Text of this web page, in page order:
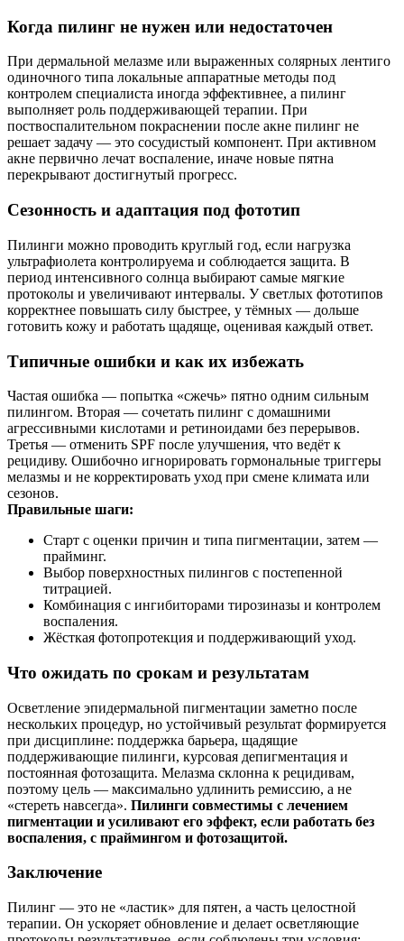
Когда пилинг не нужен или недостаточен
При дермальной мелазме или выраженных солярных лентиго
одиночного типа локальные аппаратные методы под
контролем специалиста иногда эффективнее, а пилинг
выполняет роль поддерживающей терапии. При
поствоспалительном покраснении после акне пилинг не
решает задачу — это сосудистый компонент. При активном
акне первично лечат воспаление, иначе новые пятна
перекрывают достигнутый прогресс.
Сезонность и адаптация под фототип
Пилинги можно проводить круглый год, если нагрузка
ультрафиолета контролируема и соблюдается защита. В
период интенсивного солнца выбирают самые мягкие
протоколы и увеличивают интервалы. У светлых фототипов
корректнее повышать силу быстрее, у тёмных — дольше
готовить кожу и работать щадяще, оценивая каждый ответ.
Типичные ошибки и как их избежать
Частая ошибка — попытка «сжечь» пятно одним сильным
пилингом. Вторая — сочетать пилинг с домашними
агрессивными кислотами и ретиноидами без перерывов.
Третья — отменить SPF после улучшения, что ведёт к
рецидиву. Ошибочно игнорировать гормональные триггеры
мелазмы и не корректировать уход при смене климата или
сезонов.
Правильные шаги:
Старт с оценки причин и типа пигментации, затем —
прайминг.
Выбор поверхностных пилингов с постепенной
титрацией.
Комбинация с ингибиторами тирозиназы и контролем
воспаления.
Жёсткая фотопротекция и поддерживающий уход.
Что ожидать по срокам и результатам
Осветление эпидермальной пигментации заметно после
нескольких процедур, но устойчивый результат формируется
при дисциплине: поддержка барьера, щадящие
поддерживающие пилинги, курсовая депигментация и
постоянная фотозащита. Мелазма склонна к рецидивам,
поэтому цель — максимально удлинить ремиссию, а не
«стереть навсегда». Пилинги совместимы с лечением
пигментации и усиливают его эффект, если работать без
воспаления, с праймингом и фотозащитой.
Заключение
Пилинг — это не «ластик» для пятен, а часть целостной
терапии. Он ускоряет обновление и делает осветляющие